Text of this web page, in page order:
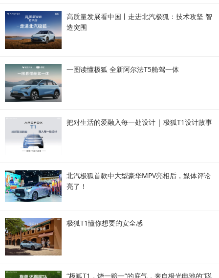
高质量发展看中国丨走进北汽极狐：技术攻坚 智
造突围
一图读懂极狐 全新阿尔法T5舱驾一体
把对生活的爱融入每一处设计 | 极狐T1设计故事
北汽极狐首款中大型豪华MPV亮相后，媒体评论
亮了！
极狐T1懂你想要的安全感
“极狐T1，烧一赔一”的底气，来自极光电池的“聪